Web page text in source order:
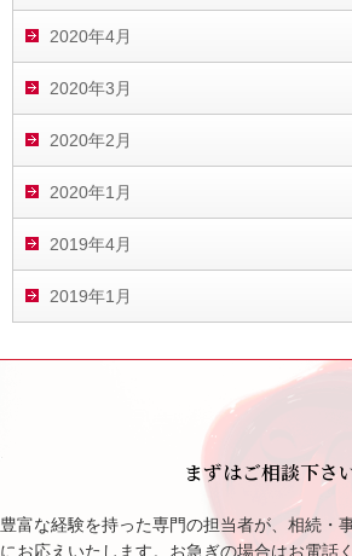
2020年4月
2020年3月
2020年2月
2020年1月
2019年4月
2019年1月
まずはご相談下さ
豊富な経験を持った専門の担当者が、相続・
にお応えいたします。お急ぎの場合はお電話